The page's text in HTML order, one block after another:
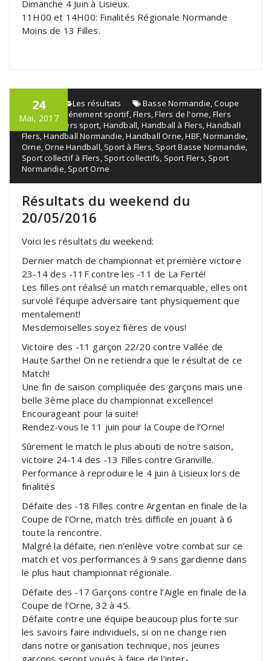
Dimanche 4 Juin à Lisieux.
11H00 et 14H00: Finalités Régionale Normande
Moins de 13 Filles.
24
Mai, 2017
admin Les résultats Basse Normandie ,Coupe
de l'orne, Événement sportif,Flers ,Flers de l'orne Flers
handball, Flers sport Handball Handball à Flers ,Handball
Flers ,Handball Normandie ,Handball Orne ,HBF ,Normandie
Orne ,Orne Handball Sport à Flers Sport Basse Normandie
Sport collectif à Flers Sport collectifs Sport Flers Sport
Normandie Sport Orne
Résultats du weekend du
20/05/2016
Voici les résultats du weekend:
Dernier match de championnat et première victoire
23-14 des -11F contre les -11 de La Ferté!
Les filles ont réalisé un match remarquable, elles ont
survolé l’équipe adversaire tant physiquement que
mentalement!
Mesdemoiselles soyez fières de vous!
Victoire des -11 garçon 22/20 contre Vallée de
Haute Sarthe! On ne retiendra que le résultat de ce
Match!
Une fin de saison compliquée des garçons mais une
belle 3ème place du championnat excellence!
Encourageant pour la suite!
Rendez-vous le 11 juin pour la Coupe de l’Orne!
Sûrement le match le plus abouti de notre saison,
victoire 24-14 des -13 Filles contre Granville.
Performance à reproduire le 4 juin à Lisieux lors de
finalités
Défaite des -18 Filles contre Argentan en finale de la
Coupe de l’Orne, match très difficile en jouant à 6
toute la rencontre.
Malgré la défaite, rien n’enlève votre combat sur ce
match et vos performances à 9 sans gardienne dans
le plus haut championnat régionale.
Défaite des -17 Garçons contre l’Aigle en finale de la
Coupe de l’Orne, 32 à 45.
Défaite contre une équipe beaucoup plus forte sur
les savoirs faire individuels, si on ne change rien
dans notre organisation technique, nos jeunes
garçons seront voués à faire de l’inter-